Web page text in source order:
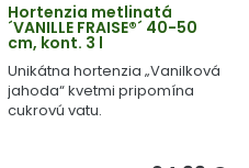
Hortenzia metlinatá
´VANILLE FRAISE®´ 40-50
cm, kont. 3 l
Unikátna hortenzia „Vanilková
jahoda“ kvetmi pripomína
cukrovú vatu.